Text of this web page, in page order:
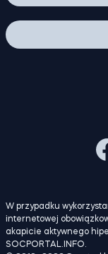
W przypadku
internetowej